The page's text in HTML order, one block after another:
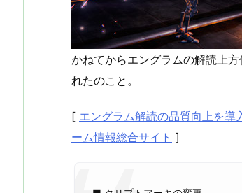
かねてからエングラムの解読上
れたのこと。
[ エングラム解読の品質向上を
ーム情報総合サイト ]